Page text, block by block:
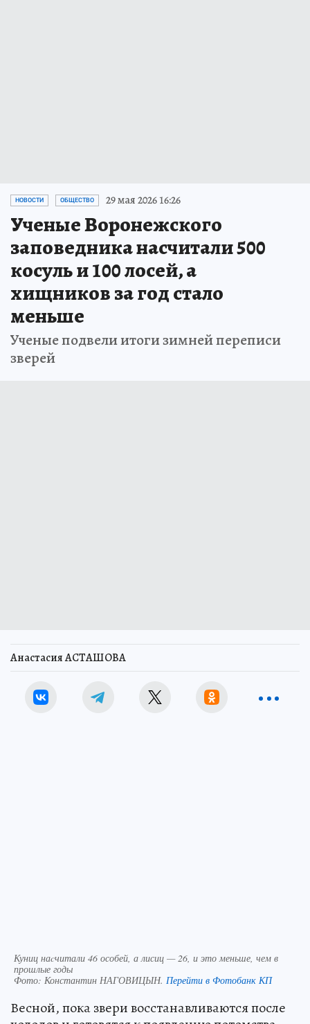
НОВОСТИ ОБЩЕСТВО 29 мая 2026 16:26
Ученые Воронежского
заповедника насчитали 500
косуль и 100 лосей, а
хищников за год стало
меньше
Ученые подвели итоги зимней переписи
зверей
Анастасия АСТАШОВА
Куниц наcчитали 46 особей, а лисиц — 26, и это меньше, чем в
прошлые годы
Фото: Константин НАГОВИЦЫН. Перейти в Фотобанк КП
Весной, пока звери восстанавливаются после